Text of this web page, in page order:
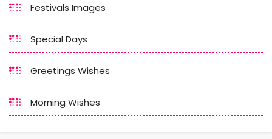
Festivals Images
Special Days
Greetings Wishes
Morning Wishes